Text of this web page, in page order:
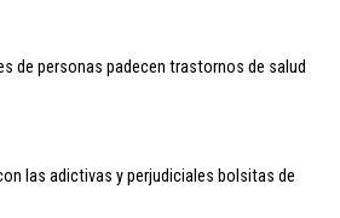
de personas padecen trastornos de salud
las adictivas y perjudiciales bolsitas de